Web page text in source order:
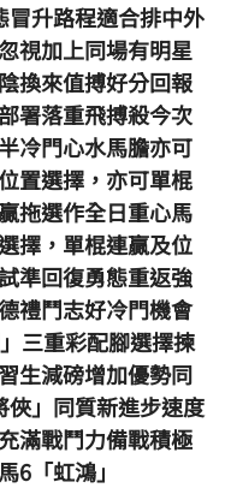
冒升路程適合排中外
視加上同場有明星
換來值搏好分回報
署落重飛搏殺今次
冷門心水馬膽亦可
置選擇，亦可單棍
拖選作全日重心馬
擇，單棍連贏及位
準回復勇態重返強
禮鬥志好冷門機會
三重彩配腳選擇揀
生減磅增加優勢同
俠」同質新進步速度
滿戰鬥力備戰積極
6「虹鴻」